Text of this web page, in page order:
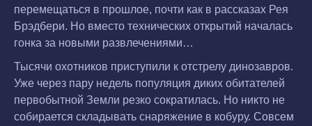
перемещаться в прошлое, почти как в рассказах Рея
Брэдбери. Но вместо технических открытий началась
гонка за новыми развлечениями…
Тысячи охотников приступили к отстрелу динозавров.
Уже через пару недель популяция диких обитателей
первобытной Земли резко сократилась. Но никто не
собирается складывать снаряжение в кобуру. Совсем